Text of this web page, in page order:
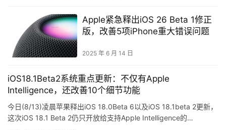
Apple紧急释出iOS 26 Beta 1修正
版，改善5项iPhone重大错误问题
2025 年 6 月 14 日
iOS18.1Beta2系统重点更新：不仅有Apple
Intelligence，还改善10个细节功能
今日(8/13)凌晨苹果释出iOS 18.0Beta 6以及iOS 18.1beta 2更新，
这次iOS 18.1 Beta 2仍只开放给支持Apple Intelligence的…